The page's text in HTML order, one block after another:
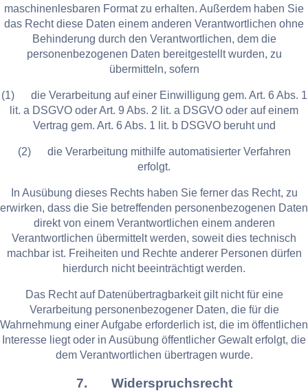
maschinenlesbaren Format zu erhalten. Außerdem haben Sie
das Recht diese Daten einem anderen Verantwortlichen ohne
Behinderung durch den Verantwortlichen, dem die
personenbezogenen Daten bereitgestellt wurden, zu
übermitteln, sofern
(1) die Verarbeitung auf einer Einwilligung gem. Art. 6 Abs. 1
lit. a DSGVO oder Art. 9 Abs. 2 lit. a DSGVO oder auf einem
Vertrag gem. Art. 6 Abs. 1 lit. b DSGVO beruht und
(2) die Verarbeitung mithilfe automatisierter Verfahren
erfolgt.
In Ausübung dieses Rechts haben Sie ferner das Recht, zu
erwirken, dass die Sie betreffenden personenbezogenen Daten
direkt von einem Verantwortlichen einem anderen
Verantwortlichen übermittelt werden, soweit dies technisch
machbar ist. Freiheiten und Rechte anderer Personen dürfen
hierdurch nicht beeinträchtigt werden.
Das Recht auf Datenübertragbarkeit gilt nicht für eine
Verarbeitung personenbezogener Daten, die für die
Wahrnehmung einer Aufgabe erforderlich ist, die im öffentlichen
Interesse liegt oder in Ausübung öffentlicher Gewalt erfolgt, die
dem Verantwortlichen übertragen wurde.
7. Widerspruchsrecht